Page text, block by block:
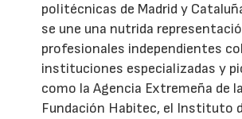
politécnicas de Madrid y
se une una nutrida
profesionales independientes
instituciones especializadas y
como la Agencia Extremeña de
Fundación Habitec, el Instituto